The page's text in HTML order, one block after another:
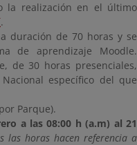
la realización en el último
.
duración de 70 horas y se
de aprendizaje Moodle.
de 30 horas presenciales,
específico del que
Parque).
a las 08:00 h (a.m) al 21
las horas hacen referencia a